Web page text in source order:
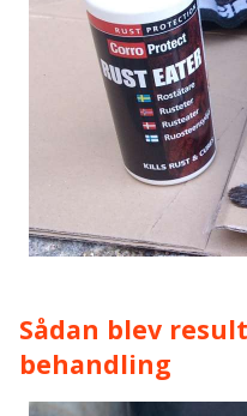
Sådan blev
behandling